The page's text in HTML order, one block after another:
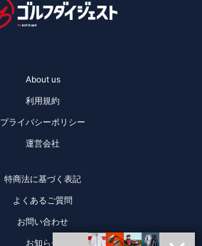
About us
利用規約
プライバシーポリシー
運営会社
特商法に基づく表記
よくあるご質問
お問い合わせ
お知らせ